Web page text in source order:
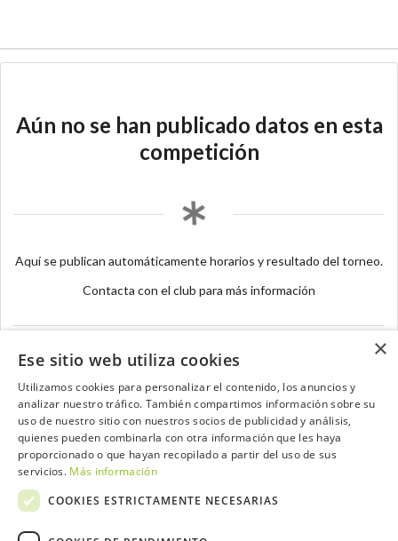
Aún no se han publicado datos en esta
competición
Aquí se publican automáticamente horarios y resultado del torneo.
Contacta con el club para más información
Contacta con el equipo de NextCaddy
Opina Contacta
×
Ese sitio web utiliza cookies
Utilizamos cookies para personalizar el contenido, los anuncios y
analizar nuestro tráfico. También compartimos información sobre su
uso de nuestro sitio con nuestros socios de publicidad y análisis,
quienes pueden combinarla con otra información que les haya
proporcionado o que hayan recopilado a partir del uso de sus
servicios. Más información
COOKIES ESTRICTAMENTE NECESARIAS